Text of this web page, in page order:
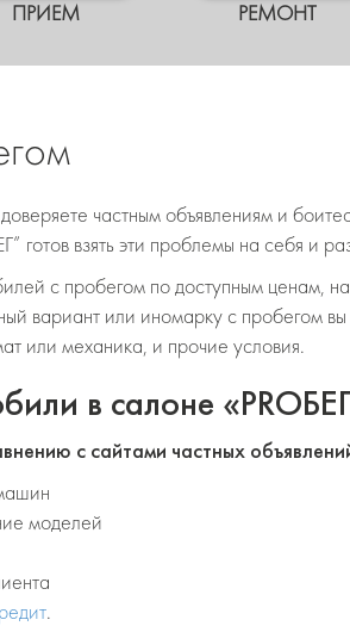
ПРИЕМ РЕМОНТ
частным объявлениям и
готов взять эти проблемы на себя и
с пробегом по доступным ценам,
вариант или иномарку с пробегом
или механика, и прочие условия.
в салоне
с сайтами частных
моделей
.